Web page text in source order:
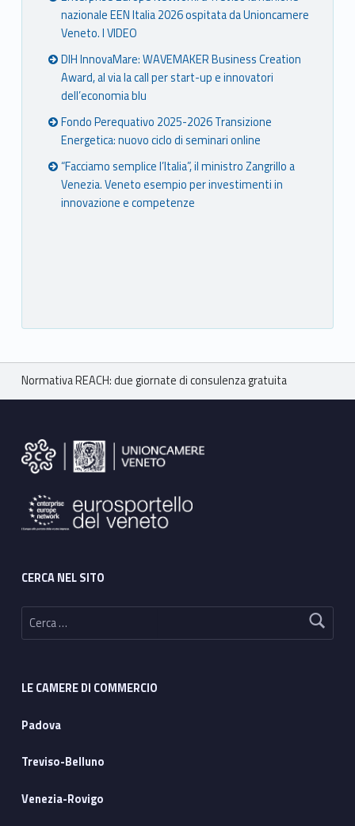
nazionale EEN Italia 2026 ospitata da Unioncamere
Veneto. I VIDEO
DIH InnovaMare: WAVEMAKER Business Creation
Award, al via la call per start-up e innovatori
dell’economia blu
Fondo Perequativo 2025-2026 Transizione
Energetica: nuovo ciclo di seminari online
“Facciamo semplice l’Italia”, il ministro Zangrillo a
Venezia. Veneto esempio per investimenti in
innovazione e competenze
Breadcrumbs navigation
Normativa REACH: due giornate di consulenza gratuita
CERCA NEL SITO
Ricerca per:
LE CAMERE DI COMMERCIO
Padova
Treviso-Belluno
Venezia-Rovigo